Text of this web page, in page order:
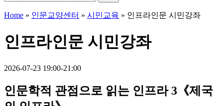
Home » 인문교양센터 » 시민교육 » 인프라인문 시민강좌
인프라인문 시민강좌
2026-07-23 19:00-21:00
인문학적 관점으로 읽는 인프라 3《제국